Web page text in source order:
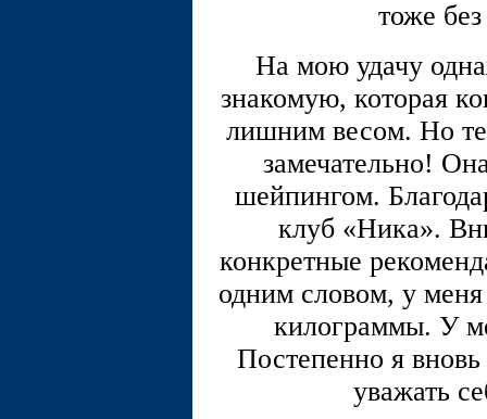
тоже без
На мою удачу
знакомую, которая
лишним весом. Но
замечательно!
шейпингом.
клуб «Ника».
конкретные
одним словом, у
килограммы. У
Постепенно я вновь
уважать